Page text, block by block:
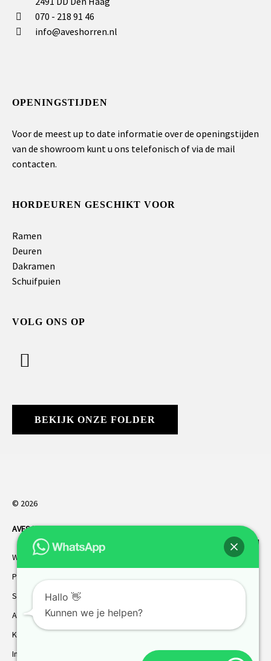
070 - 218 91 46
info@aveshorren.nl
OPENINGSTIJDEN
Voor de meest up to date informatie over de openingstijden
van de showroom kunt u ons telefonisch of via de mail
contacten.
HORDEUREN GESCHIKT VOOR
Ramen
Deuren
Dakramen
Schuifpuien
VOLG ONS OP
BEKIJK ONZE FOLDER
© 2026
AVES HORREN. Alle rechten voorbehouden.
Webdesign Vanoo Media
Privacybeleid
Sitemap
AVES garantie
Klantenservice
Inmeten
Hallo 👋
Kunnen we je helpen?